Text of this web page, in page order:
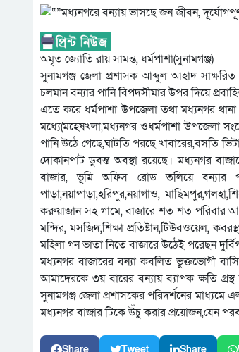
অমৃত জ্যোতি রায় সামন্ত, ধর্মপাশা(সুনামগঞ্জ)
সুনামগঞ্জ জেলা প্রশাসক আব্দুল আহাদ
চলমান বন্যার পানি বিপদসীমার উপর দিয়ে
এতে করে ধর্মপাশা উপজেলা তথা মধ্যনগর
মধ্যে(মহেষখলা,মধ্যনগর ওধর্মপাশা উপজেলা
পানি উঠে গেছে,ঘাটতি পরছে খাবারের,বসতি
দোকানপাট ডুবন্ত অবস্থা রয়েছে। মধ্যনগর
বাজার, ভূমি অফিস রোড তলিয়ে বন্যার
পাড়া,নয়াপাড়া,হরিপুর,নয়াগাও,
করুয়াজান সহ গামে, বাজারে শত শত পরিবার
মন্দির, মসজিদ,শিক্ষা প্রতিষ্টান,টিউবওয়েল,
মহিলা গন ভাতা নিতে বাজারে উঠেই পরেছন
মধ্যনগর বাজারের বন্যা কবলিত ভুক্তভোগী
আমাদেরকে ৩য় বারের বন্যায় ব্যাপক ক্ষতি
সুনামগঞ্জ জেলা প্রশাসকের পরিদর্শনের
মধ্যনগর বাজার টিকে উঁচু করার প্রয়োজন,যেন